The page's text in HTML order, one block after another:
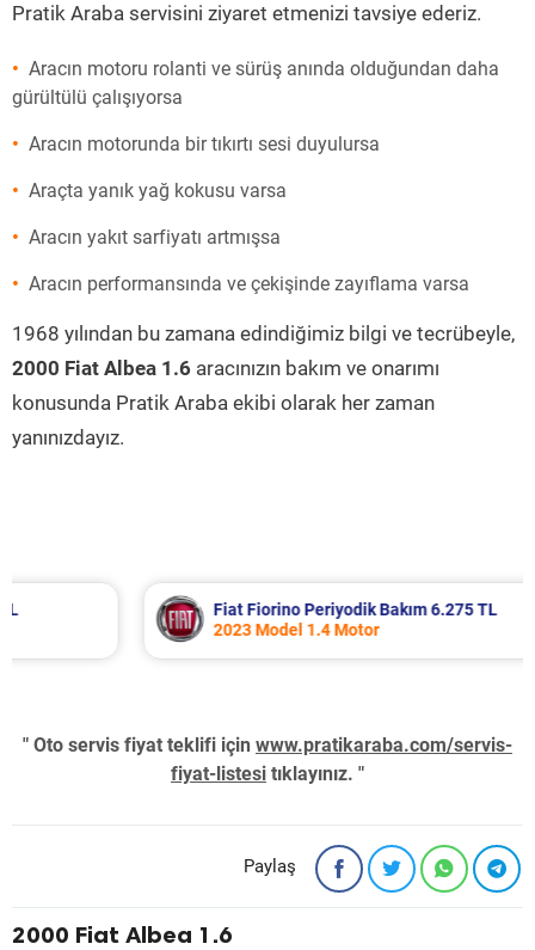
Pratik Araba servisini ziyaret etmenizi tavsiye ederiz.
Aracın motoru rolanti ve sürüş anında olduğundan daha
gürültülü çalışıyorsa
Aracın motorunda bir tıkırtı sesi duyulursa
Araçta yanık yağ kokusu varsa
Aracın yakıt sarfiyatı artmışsa
Aracın performansında ve çekişinde zayıflama varsa
1968 yılından bu zamana edindiğimiz bilgi ve tecrübeyle,
2000 Fiat Albea 1.6 aracınızın bakım ve onarımı
konusunda Pratik Araba ekibi olarak her zaman
yanınızdayız.
Fiat Fiorino Periyodik Bakım 6.275 TL
2023 Model 1.4 Motor
" Oto servis fiyat teklifi için www.pratikaraba.com/servis-
fiyat-listesi tıklayınız. "
Paylaş
2000 Fiat Albea 1.6